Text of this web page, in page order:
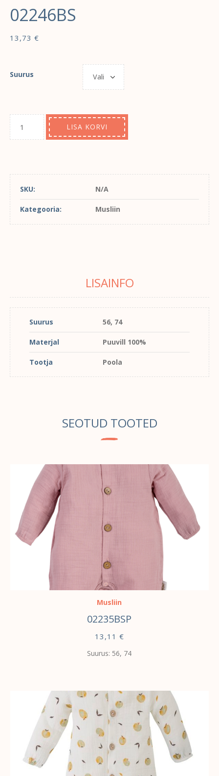
02246BS
13,73 €
Suurus
LISA KORVI
SKU: N/A
Kategooria: Musliin
LISAINFO
Suurus 56, 74
Materjal Puuvill 100%
Tootja Poola
SEOTUD TOOTED
Musliin
02235BSP
13,11 €
Suurus: 56, 74